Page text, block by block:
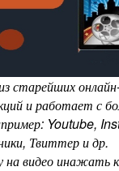
старейших
и работает с
Youtube,
Твиттер и др.
видео инажать